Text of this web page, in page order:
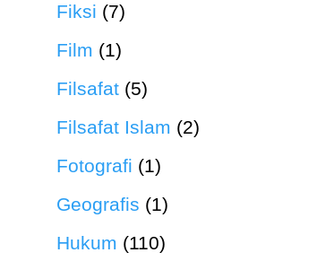
Fiksi (7)
Film (1)
Filsafat (5)
Filsafat Islam (2)
Fotografi (1)
Geografis (1)
Hukum (110)